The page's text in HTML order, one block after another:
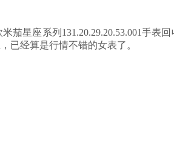
茄星座系列131.20.29.20.53.001手
已经算是行情不错的女表了。